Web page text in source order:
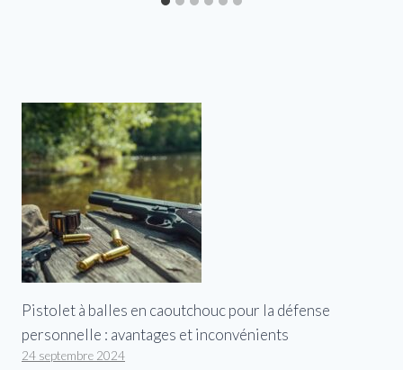
Pistolet à balles en caoutchouc pour la défense
personnelle : avantages et inconvénients
24 septembre 2024